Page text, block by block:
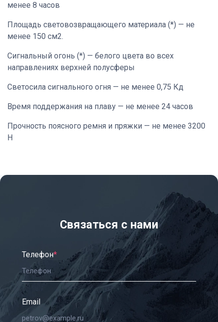
менее 8 часов
Площадь световозвращающего материала (*) — не
менее 150 см2.
Сигнальный огонь (*) — белого цвета во всех
направлениях верхней полусферы
Светосила сигнального огня — не менее 0,75 Кд
Время поддержания на плаву — не менее 24 часов
Прочность поясного ремня и пряжки — не менее 3200
Н
Связаться с нами
Телефон*
Email